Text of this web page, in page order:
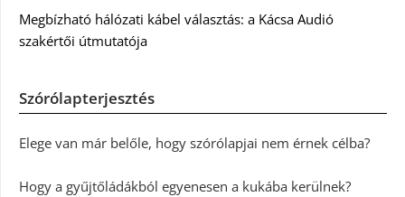
Megbízható hálózati kábel választás: a Kácsa Audió
szakértői útmutatója
Szórólapterjesztés
Elege van már belőle, hogy szórólapjai nem érnek célba?
Hogy a gyűjtőládákból egyenesen a kukába kerülnek?